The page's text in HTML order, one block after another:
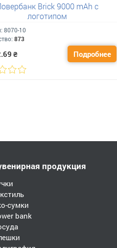
Brick 9000 mAh с
логотипом
8070-10
873
₴ Подробнее
продукция
сумки
bank